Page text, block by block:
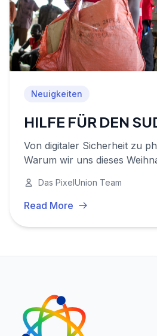
Neuigkeiten
HILFE FÜR DEN
Von digitaler Sicherheit zu
Warum wir uns dieses
Das PixelUnion Team
Read More